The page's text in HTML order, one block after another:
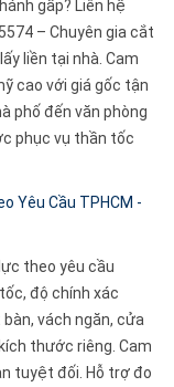
gấp? Liên hệ
– Chuyên gia cắt
liền tại nhà. Cam
cao với giá gốc tận
phố đến văn phòng
phục vụ thần tốc
Yêu Cầu TPHCM -
theo yêu cầu
độ chính xác
vách ngăn, cửa
thước riêng. Cam
tuyệt đối. Hỗ trợ đo